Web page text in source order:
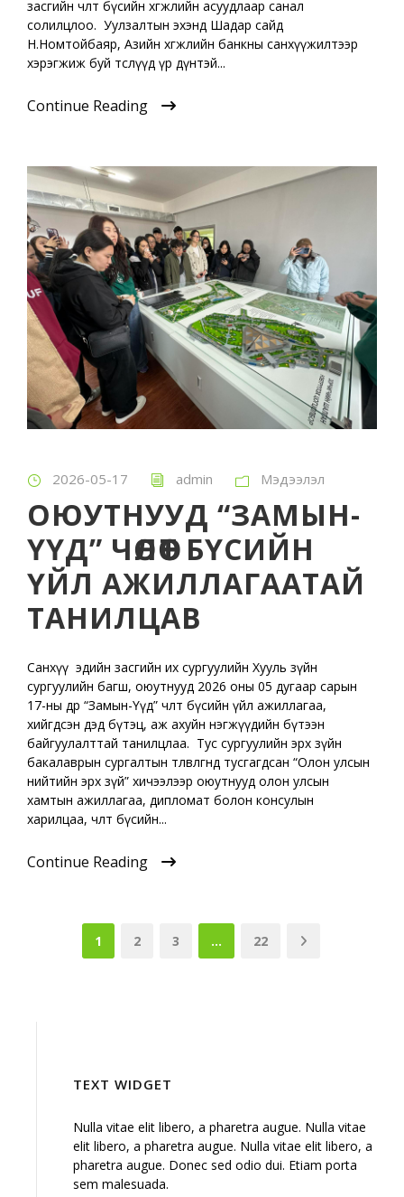
засгийн чөлөөт бүсийн хөгжлийн асуудлаар санал
солилцлоо. Уулзалтын эхэнд Шадар сайд
Н.Номтойбаяр, Азийн хөгжлийн банкны санхүүжилтээр
хэрэгжиж буй төслүүд үр дүнтэй...
Continue Reading
2026-05-17 admin Мэдээлэл
ОЮУТНУУД “ЗАМЫН-
ҮҮД” ЧӨЛӨӨТ БҮСИЙН
ҮЙЛ АЖИЛЛАГААТАЙ
ТАНИЛЦАВ
Санхүү эдийн засгийн их сургуулийн Хууль зүйн
сургуулийн багш, оюутнууд 2026 оны 05 дугаар сарын
17-ны өдөр “Замын-Үүд” чөлөөт бүсийн үйл ажиллагаа,
хийгдсэн дэд бүтэц, аж ахуйн нэгжүүдийн бүтээн
байгуулалттай танилцлаа. Тус сургуулийн эрх зүйн
бакалаврын сургалтын төлөвлөгөөнд тусгагдсан “Олон улсын
нийтийн эрх зүй” хичээлээр оюутнууд олон улсын
хамтын ажиллагаа, дипломат болон консулын
харилцаа, чөлөөт бүсийн...
Continue Reading
1 2 3 … 22
TEXT WIDGET
Nulla vitae elit libero, a pharetra augue. Nulla vitae
elit libero, a pharetra augue. Nulla vitae elit libero, a
pharetra augue. Donec sed odio dui. Etiam porta
sem malesuada.